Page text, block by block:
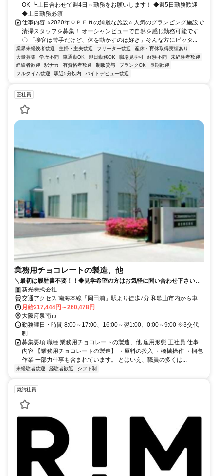
OK ┗土日合わせて週4日～勤務をお願いします！ ◆週5日勤務歓迎
◆土日勤務必須
仕事内容 ⭐️2020年ＯＰＥＮの綺麗な施設⭐️ 人気のグランピング施設で
清掃スタッフを募集！ オーシャンビューで自然を感じ勤務可能です
〇 「接客は苦手だけど、体を動かすのは好き」そんな方にピッタ...
業界未経験者歓迎 主婦・主夫歓迎 フリーター歓迎
産休・育休取得実績あり
大量募集
学歴不問 車通勤OK 即日勤務OK 職場見学可 経験不問
未経験者歓迎
経験者歓迎
駅ナカ 有資格者歓迎 制服貸与 ブランクOK
長期歓迎
フルタイム歓迎
駅近5分以内 バイトデビュー歓迎
正社員
業務用チョコレートの製造、他
＼最初は履歴書不要！！◆見学希望の方はお気軽に問い合わせ下さい◆
社内レクリエーション制度もあります！
新光株式会社
交通アクセス 南海本線「岡田浦」駅より徒歩7分 和歌山市内から車で
約30分・岩出市内からも車で約20分。 マイカー通勤OK！ 貝塚市・
泉佐野市からでも通勤可能。
月給217,444円～260,478円
大阪府泉南市
勤務曜日・時間 8:00～17:00、16:00～翌1:00、0:00～9:00 ※3交代
制
募集要項 職種 業務用チョコレートの製造、他 雇用形態 正社員 仕事
内容 【業務用チョコレートの製造】 ・原料の投入 ・機械操作 ・梱包
作業 一部力仕事も含まれています。 とはいえ、職員の多くは...
未経験者歓迎 経験者歓迎 シフト制
契約社員